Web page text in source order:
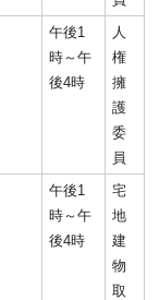
午後1
時～午
後4時
人
権
擁
護
委
員
午後1
時～午
後4時
宅
地
建
物
取